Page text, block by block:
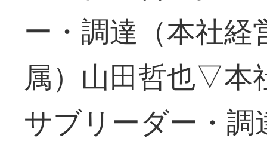
ー・調達（本社経
属）山田哲也▽本
サブリーダー・